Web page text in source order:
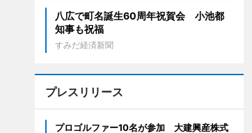
八広で町名誕生60周年祝賀会 小池都
知事も祝福
すみだ経済新聞
プレスリリース
プロゴルファー10名が参加 大建興産株式